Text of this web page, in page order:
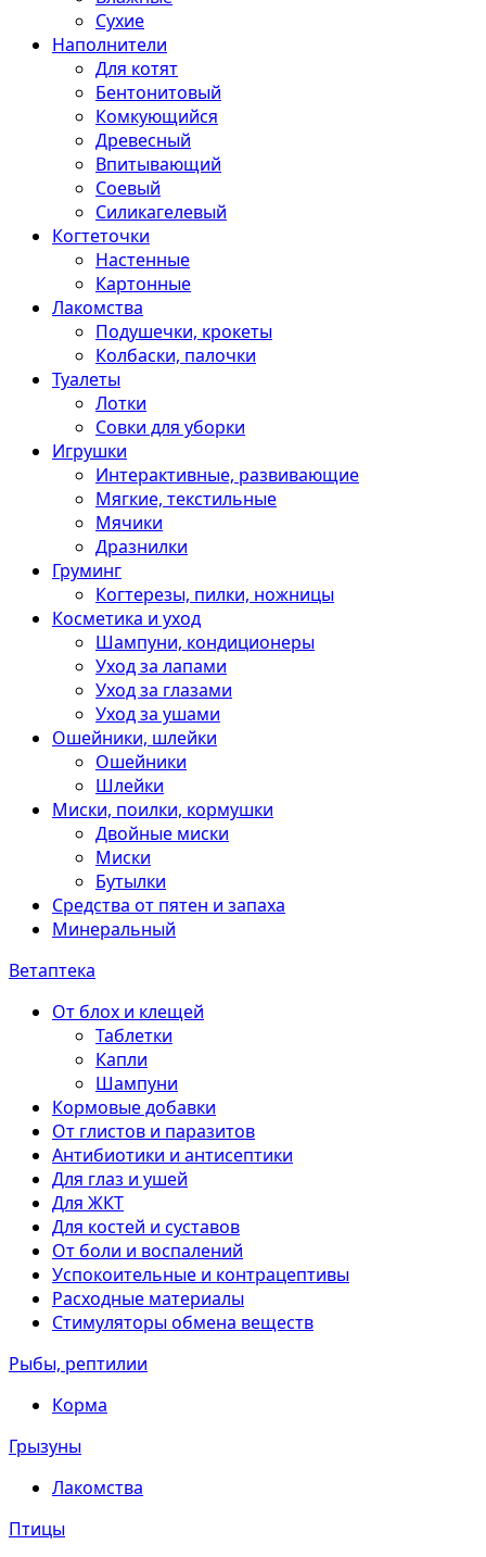
Сухие
Наполнители
Для котят
Бентонитовый
Комкующийся
Древесный
Впитывающий
Соевый
Силикагелевый
Когтеточки
Настенные
Картонные
Лакомства
Подушечки, крокеты
Колбаски, палочки
Туалеты
Лотки
Совки для уборки
Игрушки
Интерактивные, развивающие
Мягкие, текстильные
Мячики
Дразнилки
Груминг
Когтерезы, пилки, ножницы
Косметика и уход
Шампуни, кондиционеры
Уход за лапами
Уход за глазами
Уход за ушами
Ошейники, шлейки
Ошейники
Шлейки
Миски, поилки, кормушки
Двойные миски
Миски
Бутылки
Средства от пятен и запаха
Минеральный
Ветаптека
От блох и клещей
Таблетки
Капли
Шампуни
Кормовые добавки
От глистов и паразитов
Антибиотики и антисептики
Для глаз и ушей
Для ЖКТ
Для костей и суставов
От боли и воспалений
Успокоительные и контрацептивы
Расходные материалы
Стимуляторы обмена веществ
Рыбы, рептилии
Корма
Грызуны
Лакомства
Птицы